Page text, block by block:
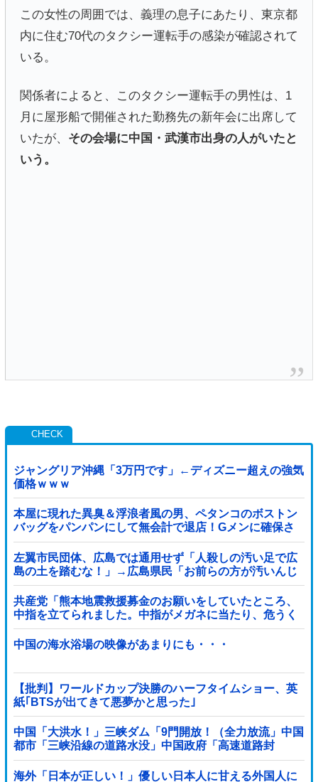
この女性の周囲では、義理の息子にあたり、東京都
内に住む70代のタクシー運転手の感染が確認されて
いる。
関係者によると、このタクシー運転手の男性は、1
月に屋形船で開催された勤務先の新年会に出席して
いたが、 その会場に中国・武漢市出身の人がいたと
いう。
ジャングリア沖縄「3万円です」←ディズニー超えの強気
価格ｗｗｗ
本屋に現れた異臭＆浮浪者風の男、ペタンコのボストン
バッグをパンパンにして無会計で退店！Gメンに確保さ
れ「なんで？」と本気で困惑ｗｗｗ
左翼市民団体、広島では通用せず「人殺しの汚い足で広
島の土を踏むな！」→広島県民「お前らの方が汚いんじ
ゃ！」「ワシらが広島県民じゃ」
共産党「熊本地震救援募金のお願いをしていたところ、
中指を立てられました。中指がメガネに当たり、危うく
怪我をするところでした」
中国の海水浴場の映像があまりにも・・・
【批判】ワールドカップ決勝のハーフタイムショー、英
紙｢BTSが出てきて悪夢かと思った｣
中国「大洪水！」三峡ダム「9門開放！（全力放流」中国
都市「三峡沿線の道路水没」中国政府「高速道路封
鎖！」中国ダム「緊急放流に合わせて開門（土砂崩れ発
生」→
海外「日本が正しい！」優しい日本人に甘える外国人に